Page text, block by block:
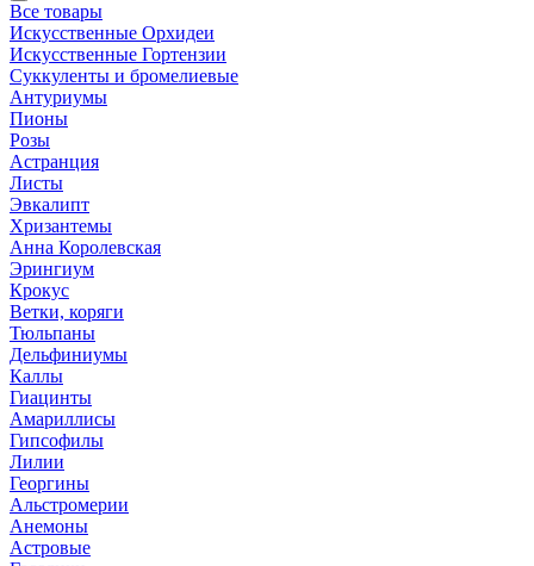
Все товары
Искусственные Орхидеи
Искусственные Гортензии
Суккуленты и бромелиевые
Антуриумы
Пионы
Розы
Астранция
Листы
Эвкалипт
Хризантемы
Анна Королевская
Эрингиум
Крокус
Ветки, коряги
Тюльпаны
Дельфиниумы
Каллы
Гиацинты
Амариллисы
Гипсофилы
Лилии
Георгины
Альстромерии
Анемоны
Астровые